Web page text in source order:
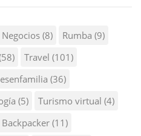
Negocios (8) Rumba (9)
Travel (101)
(36)
(5) Turismo virtual (4)
Backpacker (11)